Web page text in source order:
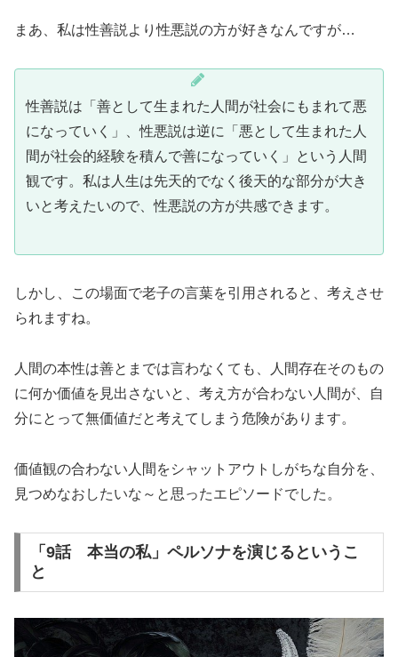
まあ、私は性善説より性悪説の方が好きなんですが…
性善説は「善として生まれた人間が社会にもまれて悪
になっていく」、性悪説は逆に「悪として生まれた人
間が社会的経験を積んで善になっていく」という人間
観です。私は人生は先天的でなく後天的な部分が大き
いと考えたいので、性悪説の方が共感できます。
しかし、この場面で老子の言葉を引用されると、考えさせ
られますね。
人間の本性は善とまでは言わなくても、人間存在そのもの
に何か価値を見出さないと、考え方が合わない人間が、自
分にとって無価値だと考えてしまう危険があります。
価値観の合わない人間をシャットアウトしがちな自分を、
見つめなおしたいな～と思ったエピソードでした。
「9話 本当の私」ペルソナを演じるというこ
と